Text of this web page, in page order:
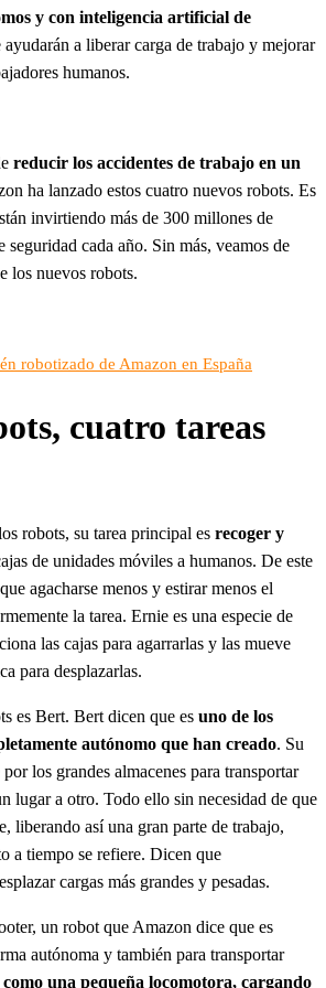
y con inteligencia artificial de
ayudarán a liberar carga de trabajo y mejorar
humanos.
reducir los accidentes de trabajo en un
ha lanzado estos cuatro nuevos robots. Es
invirtiendo más de 300 millones de
seguridad cada año. Sin más, veamos de
los nuevos robots.
robotizado de Amazon en España
cuatro tareas
robots, su tarea principal es recoger y
de unidades móviles a humanos. De este
agacharse menos y estirar menos el
la tarea. Ernie es una especie de
las cajas para agarrarlas y las mueve
para desplazarlas.
es Bert. Bert dicen que es uno de los
autónomo que han creado. Su
los grandes almacenes para transportar
lugar a otro. Todo ello sin necesidad de que
liberando así una gran parte de trabajo,
a tiempo se refiere. Dicen que
cargas más grandes y pesadas.
un robot que Amazon dice que es
autónoma y también para transportar
como una pequeña locomotora, cargando